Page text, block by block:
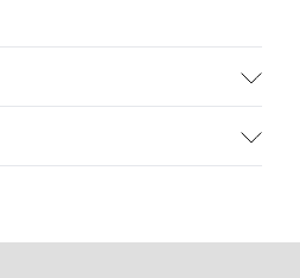
com materiais